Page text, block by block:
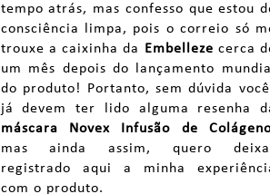
tempo atrás, mas confesso que estou
consciência limpa, pois o correio só
trouxe a caixinha da Embelleze cerca
um mês depois do lançamento
do produto! Portanto, sem dúvida
já devem ter lido alguma resenha
máscara Novex Infusão de
mas ainda assim, quero
registrado aqui a minha
com o produto.